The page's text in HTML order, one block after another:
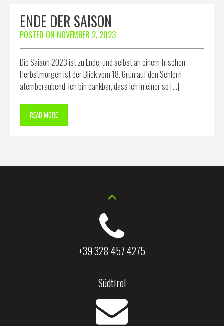
ENDE DER SAISON
POSTED ON NOVEMBER 2, 2023
Die Saison 2023 ist zu Ende, und selbst an einem frischen
Herbstmorgen ist der Blick vom 18. Grün auf den Schlern
atemberaubend. Ich bin dankbar, dass ich in einer so […]
READ MORE
+39 328 457 4275
Südtirol